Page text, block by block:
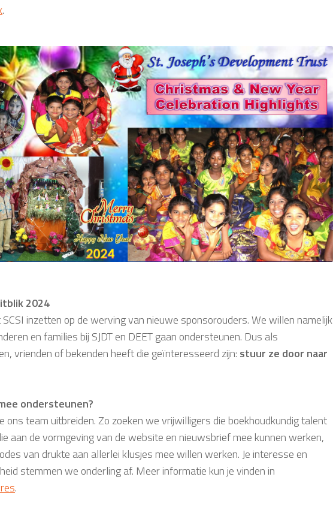
.
2024
inzetten op de werving van nieuwe sponsorouders. We willen namelijk
en families bij SJDT en DEET gaan ondersteunen. Dus als
vrienden of bekenden heeft die geïnteresseerd zijn: stuur ze door naar
ondersteunen?
ons team uitbreiden. Zo zoeken we vrijwilligers die boekhoudkundig talent
aan de vormgeving van de website en nieuwsbrief mee kunnen werken,
van drukte aan allerlei klusjes mee willen werken. Je interesse en
stemmen we onderling af. Meer informatie kun je vinden in
.